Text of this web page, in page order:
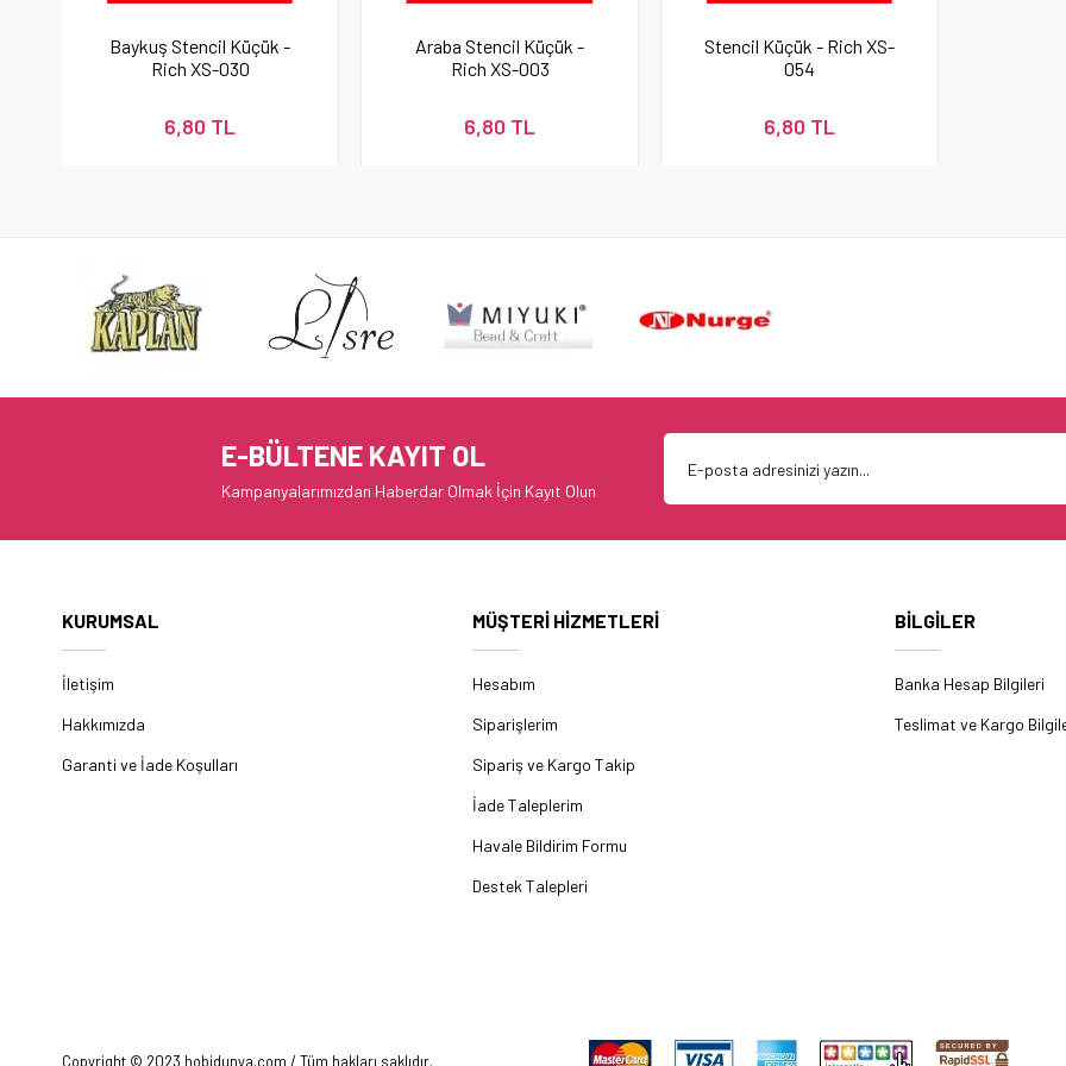
Baykuş Stencil Küçük -
Rich XS-030
6,80 TL
Araba Stencil Küçük -
Rich XS-003
6,80 TL
Stencil Küçük - Rich XS-
054
6,80 TL
E-BÜLTENE KAYIT OL
Kampanyalarımızdan Haberdar Olmak İçin Kayıt Olun
KURUMSAL
İletişim
Hakkımızda
Garanti ve İade Koşulları
MÜŞTERİ HİZMETLERİ
Hesabım
Siparişlerim
Sipariş ve Kargo Takip
İade Taleplerim
Havale Bildirim Formu
Destek Talepleri
BİLGİLER
Banka Hesap Bilgileri
Teslimat ve Kargo
Copyright © 2023 hobidunya.com / Tüm hakları saklıdır.